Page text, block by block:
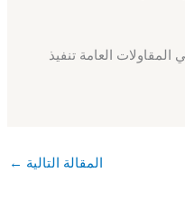
العامة تنفيذ
المقالة التالية ←